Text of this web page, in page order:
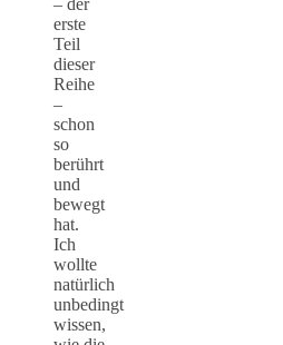
erste
Teil
dieser
Reihe
–
schon
so
berührt
und
bewegt
hat.
Ich
wollte
natürlich
unbedingt
wissen,